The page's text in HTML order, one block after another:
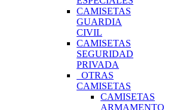
CAMISETAS
GUARDIA
CIVIL
CAMISETAS
SEGURIDAD
PRIVADA
OTRAS
CAMISETAS
CAMISETAS
ARMAMENTO